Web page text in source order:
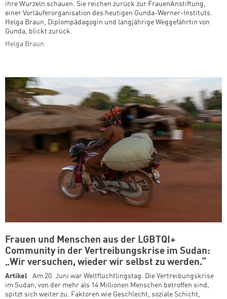
ihre Wurzeln schauen. Sie reichen zurück zur FrauenAnstiftung,
einer Vorläuferorganisation des heutigen Gunda-Werner-Instituts.
Helga Braun, Diplompädagogin und langjährige Weggefährtin von
Gunda, blickt zurück.
Helga Braun
Frauen und Menschen aus der LGBTQI+
Community in der Vertreibungskrise im Sudan:
„Wir versuchen, wieder wir selbst zu werden.“
Artikel
Am 20. Juni war Weltflüchtlingstag. Die Vertreibungskrise
im Sudan, von der mehr als 14 Millionen Menschen betroffen sind,
spitzt sich weiter zu. Faktoren wie Geschlecht, soziale Schicht,